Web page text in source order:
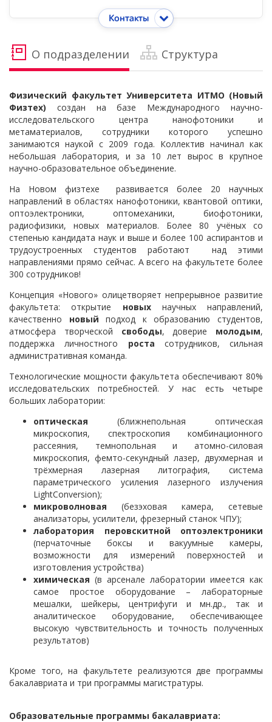
Контакты
О подразделении Структура
Физический факультет Университета ИТМО (Новый
Физтех) создан на базе Международного научно-
исследовательского центра нанофотоники и
метаматериалов, сотрудники которого успешно
занимаются наукой с 2009 года. Коллектив начинал как
небольшая лаборатория, и за 10 лет вырос в крупное
научно-образовательное объединение.
На Новом физтехе развивается более 20 научных
направлений в областях нанофотоники, квантовой оптики,
оптоэлектроники, оптомеханики, биофотоники,
радиофизики, новых материалов. Более 80 учёных со
степенью кандидата наук и выше и более 100 аспирантов и
трудоустроенных студентов работают над этими
направлениями прямо сейчас. А всего на факультете более
300 сотрудников!
Концепция «Нового» олицетворяет непрерывное развитие
факультета: открытие новыхнаучных направлений,
качественно новый подход к образованию студентов,
атмосфера творческой свободы, доверие молодым,
поддержка личностного роста сотрудников, сильная
административная команда.
Технологические мощности факультета обеспечивают 80%
исследовательских потребностей. У нас есть четыре
больших лаборатории:
оптическая (ближнепольная оптическая
микроскопия, спектроскопия комбинационного
рассеяния, темнопольная и атомно-силовая
микроскопия, фемто-секундный лазер, двухмерная и
трёхмерная лазерная литография, система
параметрического усиления лазерного излучения
LightConversion);
микроволновая (безэховая камера, сетевые
анализаторы, усилители, фрезерный станок ЧПУ);
лаборатория перовскитной оптоэлектроники
(перчаточные боксы и вакуумные камеры,
возможности для измерений поверхностей и
изготовления устройства)
химическая (в арсенале лаборатории имеется как
самое простое оборудование – лабораторные
мешалки, шейкеры, центрифуги и мн.др., так и
аналитическое оборудование, обеспечивающее
высокую чувствительность и точность полученных
результатов)
Кроме того, на факультете реализуются две программы
бакалавриата и три программы магистратуры.
Образовательные программы бакалавриата: